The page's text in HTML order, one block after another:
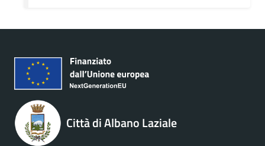
Città di Albano Laziale